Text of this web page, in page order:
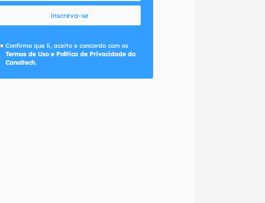
inscreva-se
Confirmo que li, aceito e concordo com os
Termos de Uso e Política de Privacidade do
Canaltech.